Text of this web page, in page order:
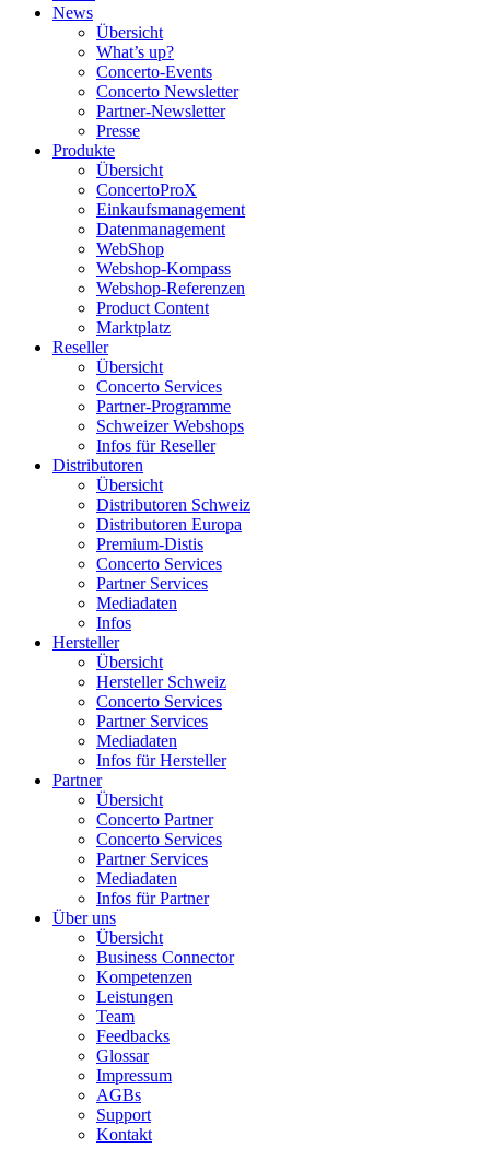
News
Übersicht
What’s up?
Concerto-Events
Concerto Newsletter
Partner-Newsletter
Presse
Produkte
Übersicht
ConcertoProX
Einkaufsmanagement
Datenmanagement
WebShop
Webshop-Kompass
Webshop-Referenzen
Product Content
Marktplatz
Reseller
Übersicht
Concerto Services
Partner-Programme
Schweizer Webshops
Infos für Reseller
Distributoren
Übersicht
Distributoren Schweiz
Distributoren Europa
Premium-Distis
Concerto Services
Partner Services
Mediadaten
Infos
Hersteller
Übersicht
Hersteller Schweiz
Concerto Services
Partner Services
Mediadaten
Infos für Hersteller
Partner
Übersicht
Concerto Partner
Concerto Services
Partner Services
Mediadaten
Infos für Partner
Über uns
Übersicht
Business Connector
Kompetenzen
Leistungen
Team
Feedbacks
Glossar
Impressum
AGBs
Support
Kontakt